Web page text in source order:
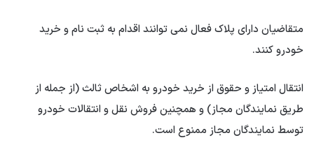
متقاضیان دارای پلاک فعال نمی توانند اقدام به ثبت نام و خرید
خودرو کنند.
انتقال امتیاز و حقوق از خرید خودرو به اشخاص ثالث (از جمله از
طریق نمایندگان مجاز) و همچنین فروش نقل و انتقالات خودرو
توسط نمایندگان مجاز ممنوع است.